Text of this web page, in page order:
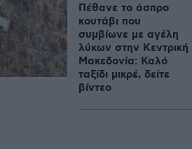
Πέθανε το άσπρο
κουτάβι που
συμβίωνε με αγέλη
λύκων στην Κεντρική
Μακεδονία: Καλό
ταξίδι μικρέ, δείτε
βίντεο